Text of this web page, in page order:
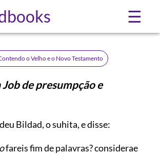
☰
o Velho e o Novo Testamento
de presumpção e
Bildad, o suhita, e disse:
fareis fim de palavras?considerae